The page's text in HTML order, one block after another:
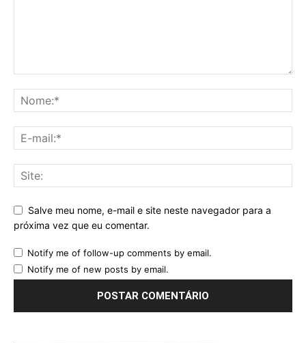
Salve meu nome, e-mail e site neste navegador para a
próxima vez que eu comentar.
Notify me of follow-up comments by email.
Notify me of new posts by email.